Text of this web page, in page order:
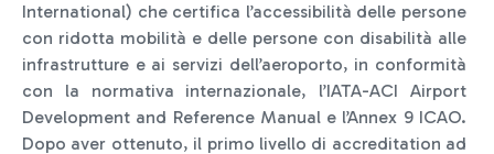
International) che certifica l’accessibilità delle persone
con ridotta mobilità e delle persone con disabilità alle
infrastrutture e ai servizi dell’aeroporto, in conformità
con la normativa internazionale, l’IATA-ACI Airport
Development and Reference Manual e l’Annex 9 ICAO.
Dopo aver ottenuto, il primo livello di accreditation ad